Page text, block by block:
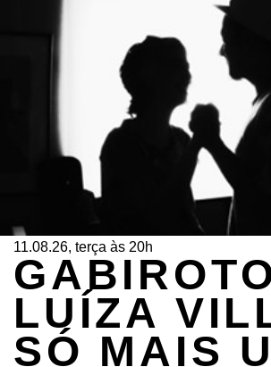
11.08.26, terça às 20h
LUÍZA
SÓ MAIS